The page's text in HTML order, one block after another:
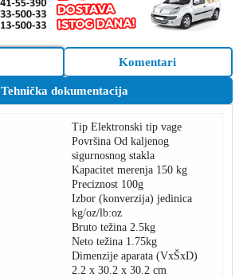
Tehnička dokumentacija
Komentari
Tip Elektronski tip vage
Površina Od kaljenog
sigurnosnog stakla
Kapacitet merenja 150 kg
Preciznost 100g
Izbor (konverzija) jedinica
kg/oz/lb:oz
Bruto težina 2.5kg
Neto težina 1.75kg
Dimenzije aparata (VxŠxD)
2.2 x 30.2 x 30.2 cm